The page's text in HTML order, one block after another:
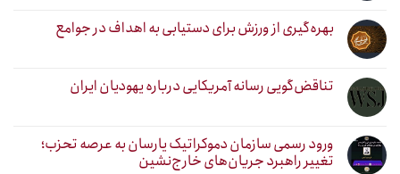
بهره‌گیری از ورزش برای دستیابی به اهداف در جوامع
تناقض‌گویی رسانه آمریکایی درباره یهودیان ایران
ورود رسمی سازمان دموکراتیک یارسان به عرصه تحزب؛
تغییر راهبرد جریان‌های خارج‌نشین